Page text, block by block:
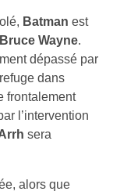
Batman est
Bruce Wayne.
dépassé par
dans
frontalement
l’intervention
sera
alors que